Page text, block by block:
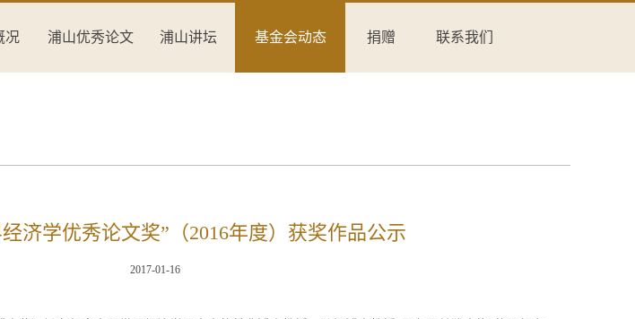
况 浦山优秀论文 浦山讲坛 基金会动态 捐赠 联系我们
济学优秀论文奖”（2016年度）获奖作品公示
2017-01-16